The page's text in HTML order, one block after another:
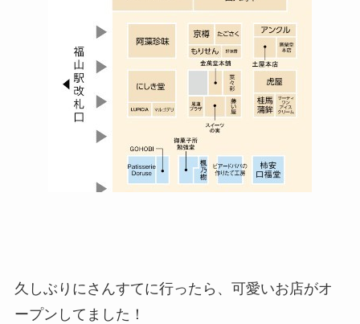
久しぶりにさんすてに行ったら、可愛いお店がオ
ープンしてました！